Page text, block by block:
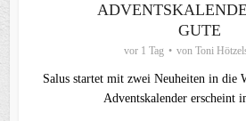
GUTE
vor 1 Tag von Toni
Salus startet mit zwei Neuheiten in die
Adventskalender erscheint